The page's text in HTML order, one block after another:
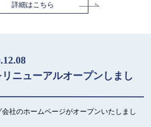
詳細はこちら
ニューアルオープンしまし
社のホームページがオープンいたしまし